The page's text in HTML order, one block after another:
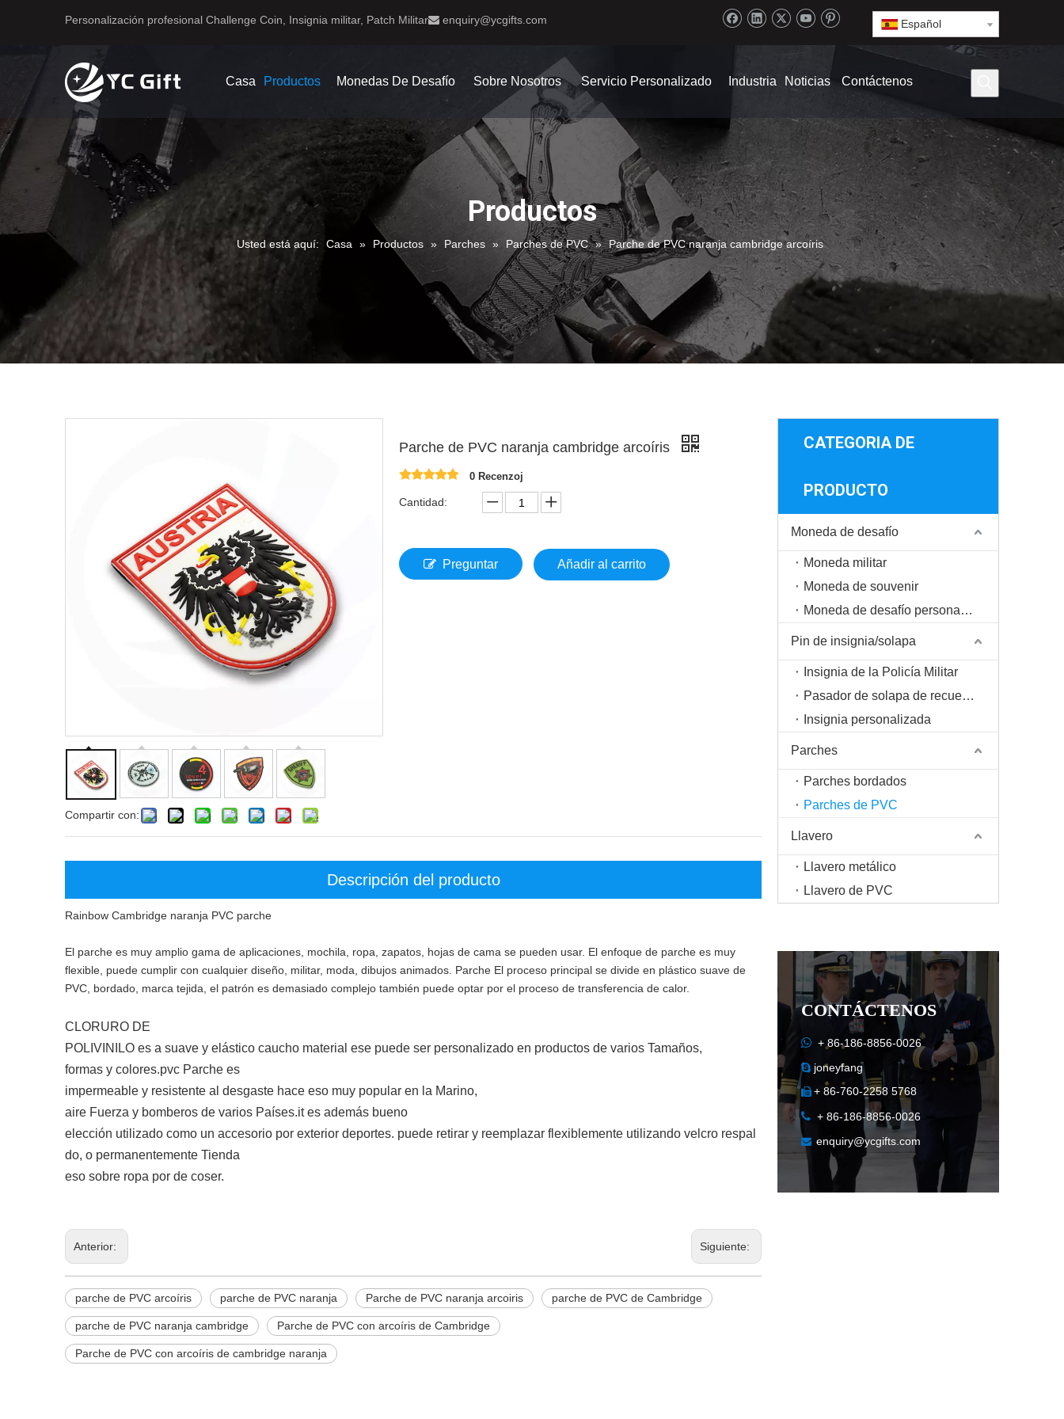
Personalización profesional Challenge Coin, Insignia militar, Patch Militar enquiry@ycgifts.com Español
Casa Productos Monedas De Desafío Sobre Nosotros Servicio Personalizado Industria Noticias Contáctenos
Productos
Usted está aquí: Casa » Productos » Parches » Parches de PVC » Parche de PVC naranja cambridge arcoíris
Compartir con:
Parche de PVC naranja cambridge arcoíris
0 Recenzoj
Cantidad:
Preguntar Añadir al carrito
Descripción del producto
Rainbow Cambridge naranja PVC parche
El parche es muy amplio gama de aplicaciones, mochila, ropa, zapatos, hojas de cama se pueden usar. El enfoque de parche es muy
flexible, puede cumplir con cualquier diseño, militar, moda, dibujos animados. Parche El proceso principal se divide en plástico suave de
PVC, bordado, marca tejida, el patrón es demasiado complejo también puede optar por el proceso de transferencia de calor.
CLORURO DE
POLIVINILO es a suave y elástico caucho material ese puede ser personalizado en productos de varios Tamaños,
formas y colores.pvc Parche es
impermeable y resistente al desgaste hace eso muy popular en la Marino,
aire Fuerza y bomberos de varios Países.it es además bueno
elección utilizado como un accesorio por exterior deportes. puede retirar y reemplazar flexiblemente utilizando velcro respal
do, o permanentemente Tienda
eso sobre ropa por de coser.
Anterior: Siguiente:
parche de PVC arcoíris parche de PVC naranja Parche de PVC naranja arcoiris parche de PVC de Cambridge
parche de PVC naranja cambridge Parche de PVC con arcoíris de Cambridge
Parche de PVC con arcoíris de cambridge naranja
CATEGORIA DE
PRODUCTO
Moneda de desafío
Moneda militar
Moneda de souvenir
Moneda de desafío personalizada
Pin de insignia/solapa
Insignia de la Policía Militar
Pasador de solapa de recuerdo
Insignia personalizada
Parches
Parches bordados
Parches de PVC
Llavero
Llavero metálico
Llavero de PVC
CONTÁCTENOS
 + 86-186-8856-0026
 joneyfang
 + 86-760-2258 5768
 + 86-186-8856-0026
 enquiry@ycgifts.com